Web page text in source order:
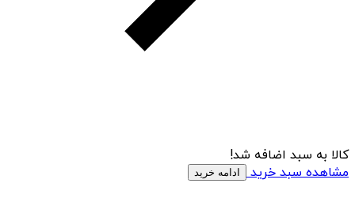
کالا به سبد اضافه شد!
مشاهده سبد خرید
ادامه خرید